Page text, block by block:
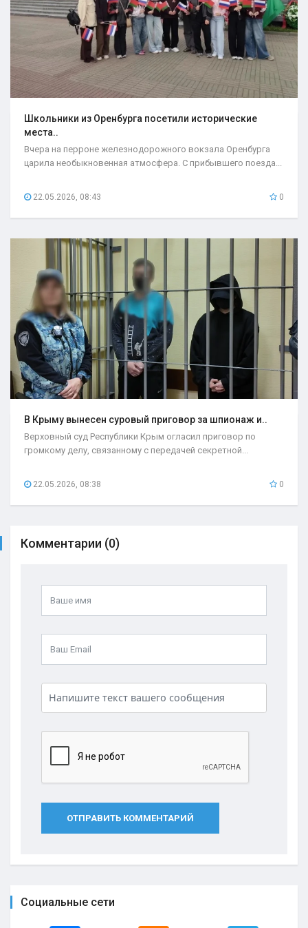
Школьники из Оренбурга посетили исторические
места..
Вчера на перроне железнодорожного вокзала Оренбурга
царила необыкновенная атмосфера. С прибывшего поезда...
22.05.2026, 08:43 0
В Крыму вынесен суровый приговор за шпионаж и..
Верховный суд Республики Крым огласил приговор по
громкому делу, связанному с передачей секретной...
22.05.2026, 08:38 0
Комментарии (0)
ОТПРАВИТЬ КОММЕНТАРИЙ
Социальные сети